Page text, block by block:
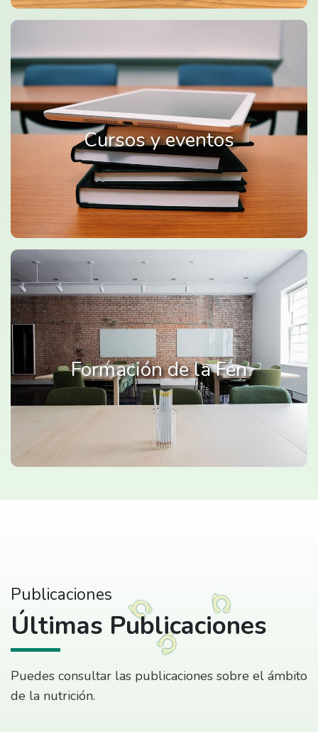
Cursos y eventos
Formación de la Fen
Publicaciones
Últimas Publicaciones
Puedes consultar las publicaciones sobre el ámbito
de la nutrición.